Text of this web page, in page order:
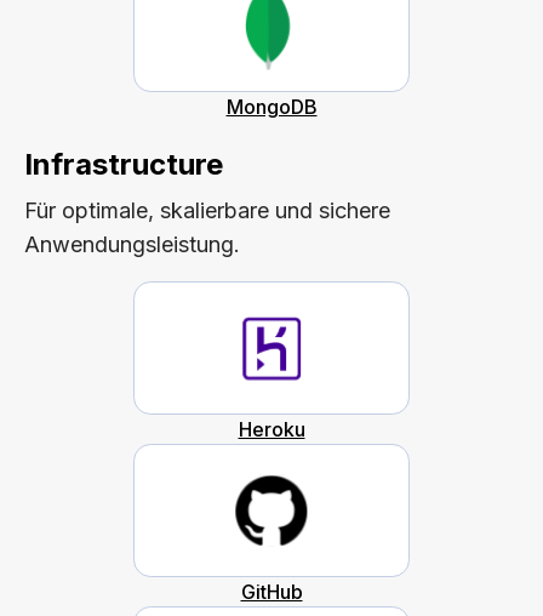
MongoDB
Infrastructure
Für optimale, skalierbare und sichere
Anwendungsleistung.
Heroku
GitHub